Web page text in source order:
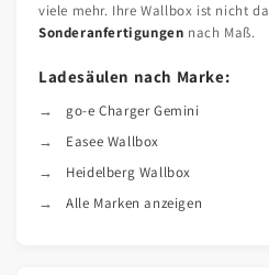
viele mehr. Ihre Wallbox ist nicht
Sonderanfertigungen nach Maß.
Ladesäulen nach Marke:
go-e Charger Gemini
Easee Wallbox
Heidelberg Wallbox
Alle Marken anzeigen